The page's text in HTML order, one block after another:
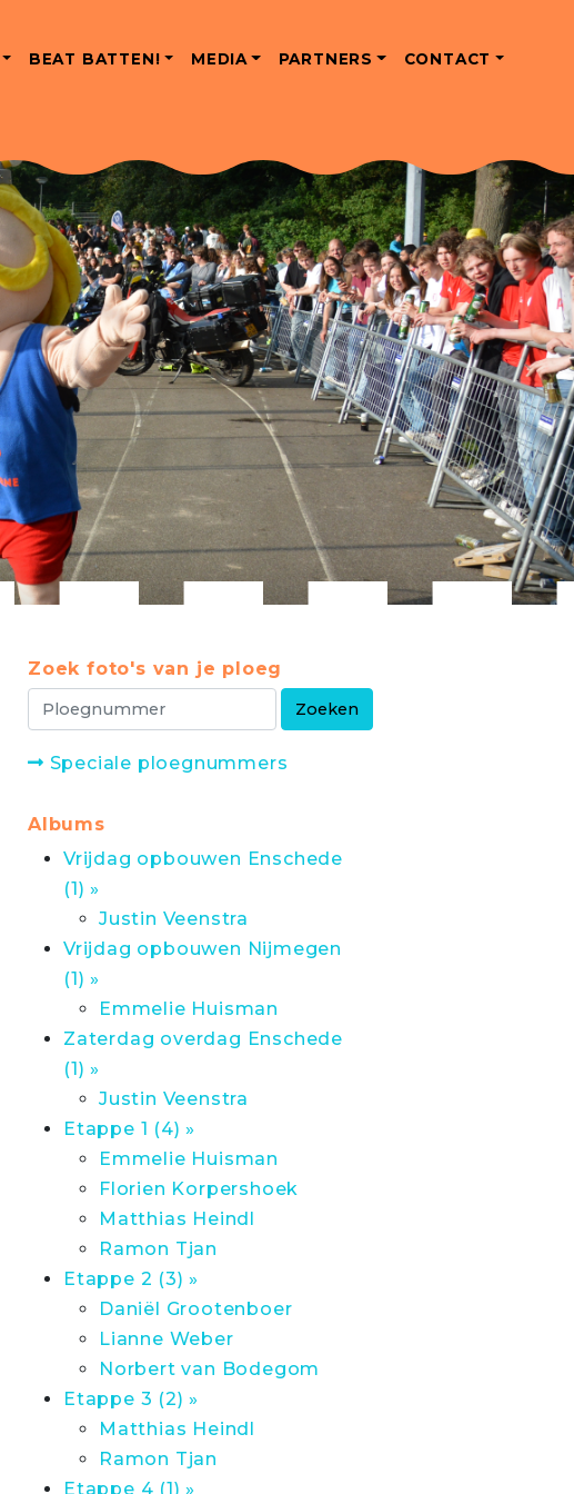
BEAT BATTEN! MEDIA PARTNERS CONTACT
Zoek foto's van je ploeg
Speciale ploegnummers
Albums
Vrijdag opbouwen Enschede
(1) »
Justin Veenstra
Vrijdag opbouwen Nijmegen
(1) »
Emmelie Huisman
Zaterdag overdag Enschede
(1) »
Justin Veenstra
Etappe 1 (4) »
Emmelie Huisman
Florien Korpershoek
Matthias Heindl
Ramon Tjan
Etappe 2 (3) »
Daniël Grootenboer
Lianne Weber
Norbert van Bodegom
Etappe 3 (2) »
Matthias Heindl
Ramon Tjan
Etappe 4 (1) »